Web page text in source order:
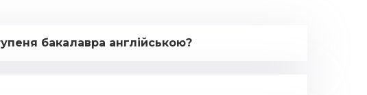
бакалавра англійською?